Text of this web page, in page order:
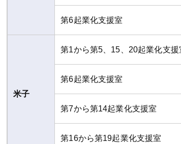
第6起業化支援室
米子
第1から第5、15、20起業化支援
第6起業化支援室
第7から第14起業化支援室
第16から第19起業化支援室